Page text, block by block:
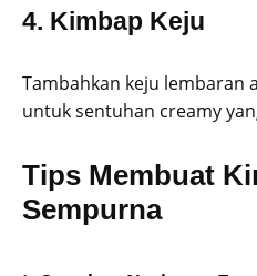
4. Kimbap Keju
Tambahkan keju lembaran
untuk sentuhan creamy
Tips Membuat
Sempurna